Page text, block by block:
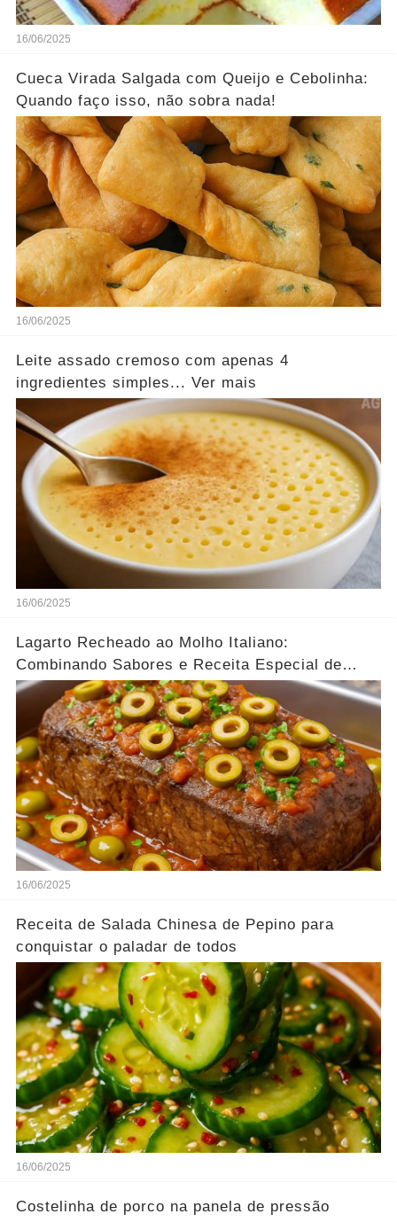
16/06/2025
Cueca Virada Salgada com Queijo e Cebolinha:
Quando faço isso, não sobra nada!
16/06/2025
Leite assado cremoso com apenas 4
ingredientes simples... Ver mais
16/06/2025
Lagarto Recheado ao Molho Italiano:
Combinando Sabores e Receita Especial de
família
16/06/2025
Receita de Salada Chinesa de Pepino para
conquistar o paladar de todos
16/06/2025
Costelinha de porco na panela de pressão